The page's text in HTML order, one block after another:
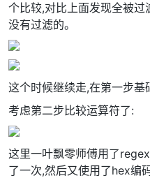
个比较,对比上面发现全被
没有过滤的。
这个时候继续走,在第一步基
考虑第二步比较运算符了:
这里一叶飘零师傅用了
了一次,然后又使用了hex编